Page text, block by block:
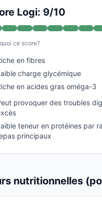
Logi: 9/10
ce score?
en fibres
charge glycémique
en acides gras oméga-3
provoquer des troubles
teneur en protéines par
principaux
nutritionnelles